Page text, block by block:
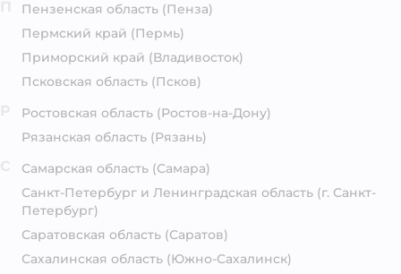
Пензенская область (Пенза)
Пермский край (Пермь)
Приморский край (Владивосток)
Псковская область (Псков)
Ростовская область (Ростов-на-Дону)
Рязанская область (Рязань)
Самарская область (Самара)
Санкт-Петербург и Ленинградская область (г. Санкт-
Петербург)
Саратовская область (Саратов)
Сахалинская область (Южно-Сахалинск)